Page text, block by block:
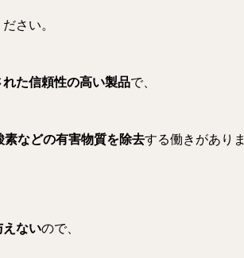
さい。
た信頼性の高い製品で、
素などの有害物質を除去する働きがありま
えないので、